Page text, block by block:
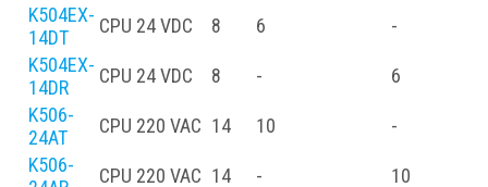
K504EX-
14DT
CPU 24 VDC 8 6 -
K504EX-
14DR
CPU 24 VDC 8 - 6
K506-
24AT
CPU 220 VAC 14 10 -
K506-
CPU 220 VAC 14 - 10